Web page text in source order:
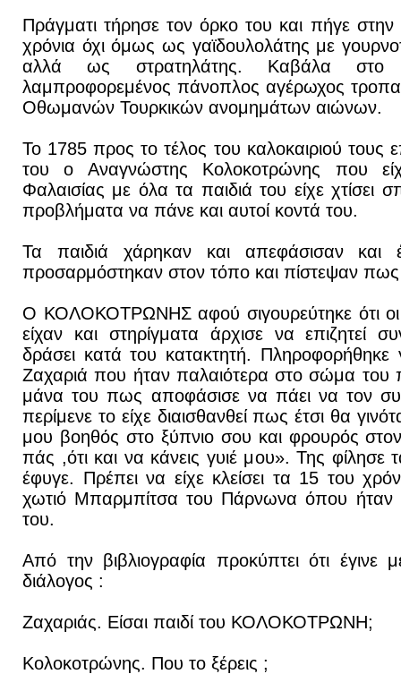
Πράγματι τήρησε τον όρκο του και πήγε
χρόνια όχι όμως ως γαϊδουλολάτης με
αλλά ως στρατηλάτης. Καβάλα στο
λαμπροφορεμένος πάνοπλος αγέρωχος
Οθωμανών Τουρκικών ανομημάτων αιώνων.
Το 1785 προς το τέλος του καλοκαιριού
του ο Αναγνώστης Κολοκοτρώνης που
Φαλαισίας με όλα τα παιδιά του είχε χτίσει
προβλήματα να πάνε και αυτοί κοντά του.
Τα παιδιά χάρηκαν και απεφάσισαν και
προσαρμόστηκαν στον τόπο και πίστεψαν πως
Ο ΚΟΛΟΚΟΤΡΩΝΗΣ αφού σιγουρεύτηκε ότι οι
είχαν και στηρίγματα άρχισε να επιζητεί
δράσει κατά του κατακτητή. Πληροφορήθηκε
Ζαχαριά που ήταν παλαιότερα στο σώμα του
μάνα του πως αποφάσισε να πάει να τον
περίμενε το είχε διαισθανθεί πως έτσι θα
μου βοηθός στο ξύπνιο σου και φρουρός
πάς ,ότι και να κάνεις γυιέ μου». Της φίλησε
έφυγε. Πρέπει να είχε κλείσει τα 15 του
χωτιό Μπαρμπίτσα του Πάρνωνα όπου
του.
Από την βιβλιογραφία προκύπτει ότι έγινε
διάλογος :
Ζαχαριάς. Είσαι παιδί του ΚΟΛΟΚΟΤΡΩΝΗ;
Κολοκοτρώνης. Που το ξέρεις ;